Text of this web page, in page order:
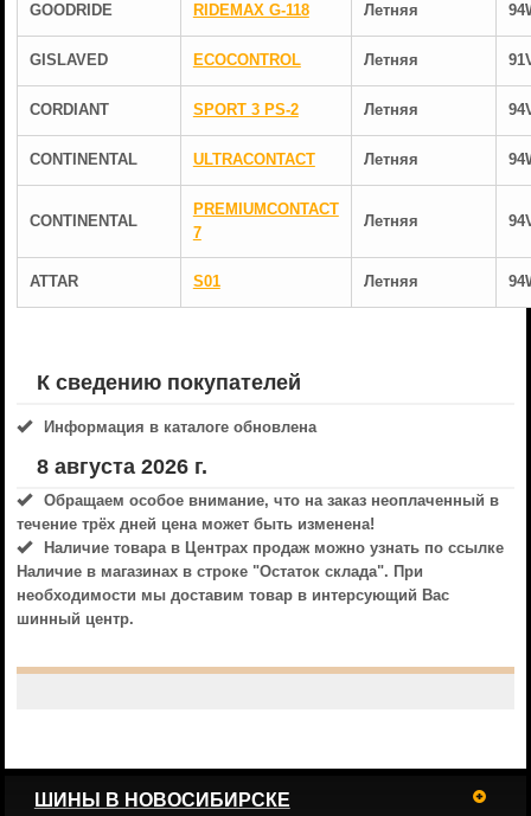
GOODRIDE RIDEMAX G-118 Летняя
GISLAVED ECOCONTROL Летняя
CORDIANT SPORT 3 PS-2 Летняя
CONTINENTAL ULTRACONTACT Летняя
CONTINENTAL
PREMIUMCONTACT
7
Летняя
ATTAR S01 Летняя
К сведению покупателей
Информация в каталоге обновлена
8 августа 2026 г.
Обращаем особое внимание, что на заказ неоплаченный в
течениe трёх дней цена может быть изменена!
Наличие товара в Центрах продаж можно узнать по ссылке
Наличие в магазинахв строке "Остаток склада". При
необходимости мы доставим товар в интерсующий Вас
шинный центр.
ШИНЫ В НОВОСИБИРСКЕ